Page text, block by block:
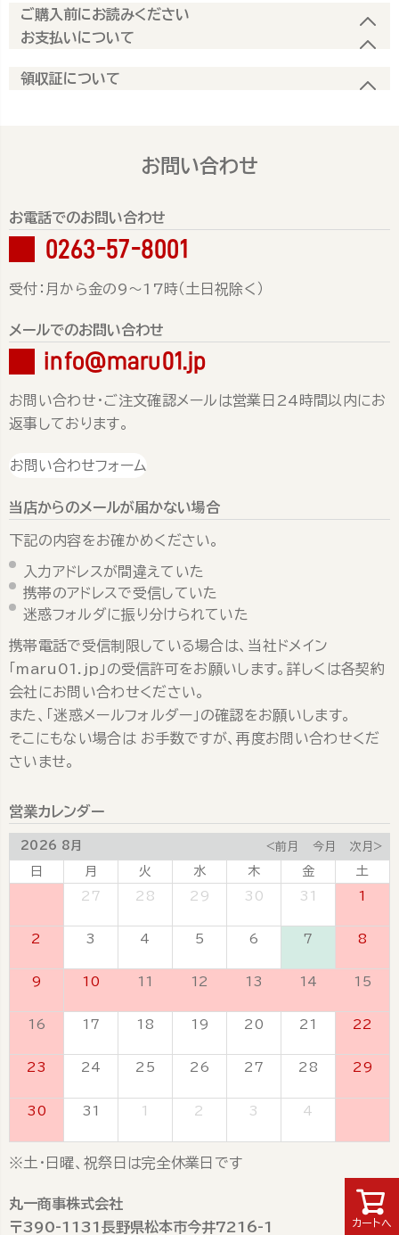
カートへ
ご購入前にお読みください
お支払いについて
領収証について
お問い合わせ
お電話でのお問い合わせ
0263-57-8001
受付：月から金の9～17時（土日祝除く）
メールでのお問い合わせ
info@maru01.jp
お問い合わせ・ご注文確認メールは営業日24時間以内にお
返事しております。
お問い合わせフォーム
当店からのメールが届かない場合
下記の内容をお確かめください。
入力アドレスが間違えていた
携帯のアドレスで受信していた
迷惑フォルダに振り分けられていた
携帯電話で受信制限している場合は、当社ドメイン
「maru01.jp」の受信許可をお願いします。詳しくは各契約
会社にお問い合わせください。
また、「迷惑メールフォルダー」の確認をお願いします。
そこにもない場合は お手数ですが、再度お問い合わせくだ
さいませ。
営業カレンダー
2026 8月 <前月 今月 次月>
日 月 火 水 木 金
土
27 28 29 30 31 1
2 3 4 5 6 7 8
9 10 11 12 13 14 15
16 17 18 19 20 21 22
23 24 25 26 27 28 29
30 31 1 2 3 4
※土・日曜、祝祭日は完全休業日です
丸一商事株式会社
〒390-1131長野県松本市今井7216-1